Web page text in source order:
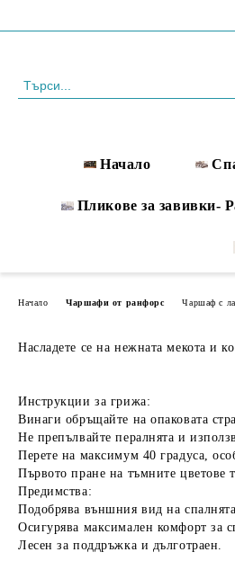
Начало
Пликове за завивки-
Начало Чаршафи от ранфорс Чаршаф с
Насладете се на нежната мекота и
Инструкции за грижа:
Винаги обръщайте на опаковата
Не препълвайте пералнята и
Перете на максимум 40 градуса,
Първото пране на тъмните цветове
Предимства:
Подобрява външния вид на
Осигурява максимален комфорт за
Лесен за поддръжка и дълготраен.